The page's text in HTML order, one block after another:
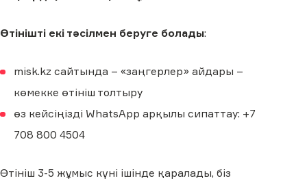
Өтінішті екі тәсілмен беруге болады:
misk.kz сайтында – «заңгерлер» айдары –
көмекке өтініш толтыру
өз кейсіңізді WhatsApp арқылы сипаттау: +7
708 800 4504
Өтініш 3-5 жұмыс күні ішінде қаралады, біз